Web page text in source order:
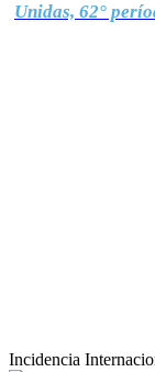
Unidas, 62°
Incidencia